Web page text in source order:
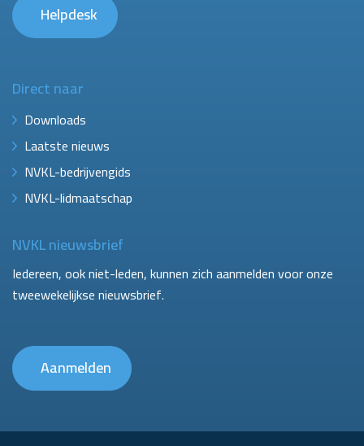
Helpdesk
Direct naar
Downloads
Laatste nieuws
NVKL-bedrijvengids
NVKL-lidmaatschap
NVKL nieuwsbrief
Iedereen, ook niet-leden, kunnen zich aanmelden voor onze
tweewekelijkse nieuwsbrief.
Aanmelden